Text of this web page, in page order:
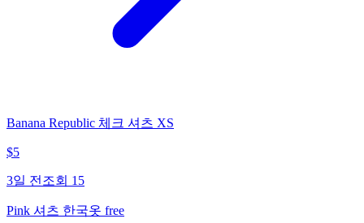
Banana Republic 체크 셔츠 XS
$5
3일 전 조회 15
Pink 셔츠 한국옷 free